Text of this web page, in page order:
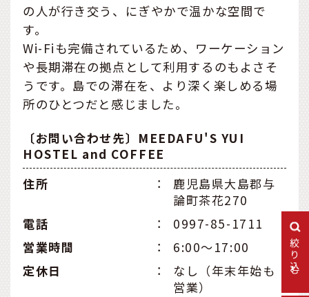
絞り込む
の人が行き交う、にぎやかで温かな空間で
す。
Wi-Fiも完備されているため、ワーケーション
や長期滞在の拠点として利用するのもよさそ
うです。島での滞在を、より深く楽しめる場
所のひとつだと感じました。
〔お問い合わせ先〕MEEDAFU'S YUI
HOSTEL and COFFEE
住所
：
鹿児島県大島郡与
論町茶花270
電話
：
0997-85-1711
営業時間
：
6:00〜17:00
定休日
：
なし（年末年始も
営業）